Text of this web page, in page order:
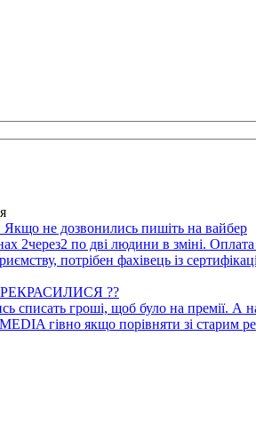
Якщо не дозвонились пишіть на вайбер
2через2 по дві людини в зміні. Оплата
потрібен фахівець із
??
списать гроші, щоб було на премії. А
гiвно якщо порiвняти зi старим